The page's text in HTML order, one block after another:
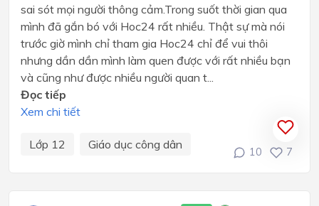
sai sót mọi người thông cảm.Trong suốt thời gian qua
mình đã gắn bó với Hoc24 rất nhiều. Thật sự mà nói
trước giờ mình chỉ tham gia Hoc24 chỉ để vui thôi
nhưng dần dần mình làm quen được với rất nhiều bạn
và cũng như được nhiều người quan t...
Đọc tiếp
Xem chi tiết
Lớp 12 Giáo dục công dân
10 7